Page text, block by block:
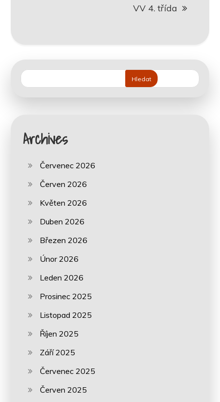
VV 4. třída
Hledat
Archives
Červenec 2026
Červen 2026
Květen 2026
Duben 2026
Březen 2026
Únor 2026
Leden 2026
Prosinec 2025
Listopad 2025
Říjen 2025
Září 2025
Červenec 2025
Červen 2025